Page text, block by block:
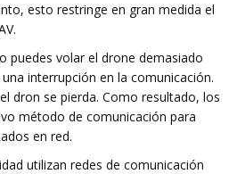
esto restringe en gran medida el
puedes volar el drone demasiado
interrupción en la comunicación.
dron se pierda. Como resultado, los
método de comunicación para
en red.
utilizan redes de comunicación